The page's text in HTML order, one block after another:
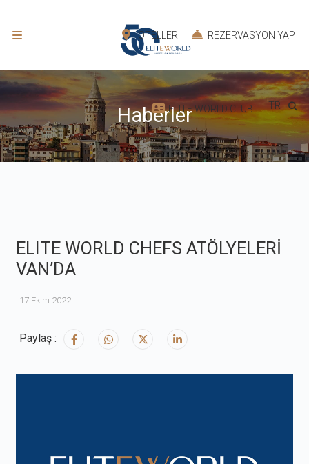
OTELLER REZERVASYON YAP
ELITE WORLD CLUB TR
Haberler
ELITE WORLD CHEFS ATÖLYELERİ
VAN’DA
17 Ekim 2022
Paylaş :